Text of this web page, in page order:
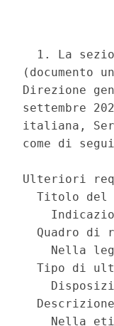
1. La
Direzione
settembre
italiana,
come di
Ulteriori
Titolo del
Quadro di
Nella
Tipo di
Nella